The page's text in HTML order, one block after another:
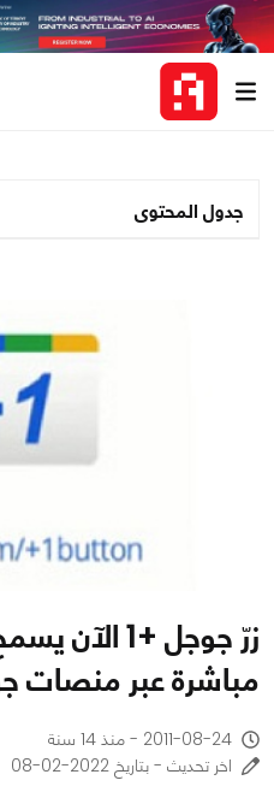
جدول المحتوى
زرّ جوجل +1
مباشرة عبر منصات
2011-08-24 - منذ 14 سنة
اخر تحديث - بتاريخ 2022-02-08